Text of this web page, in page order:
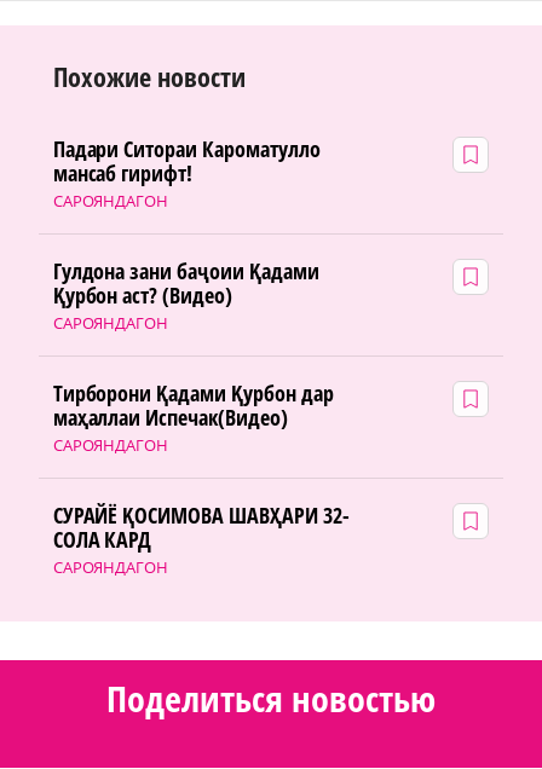
Похожие новости
САРОЯНДАГОН
Падари Ситораи Кароматулло
мансаб гирифт!
САРОЯНДАГОН
Гулдона зани баҷоии Қадами
Қурбон аст? (Видео)
САРОЯНДАГОН
Тирборони Қадами Қурбон дар
маҳаллаи Испечак(Видео)
САРОЯНДАГОН
СУРАЙЁ ҚОСИМОВА ШАВҲАРИ 32-
СОЛА КАРД
Поделиться новостью